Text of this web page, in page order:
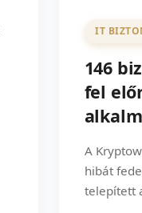
IT
146
fel
A
hibát
telepített